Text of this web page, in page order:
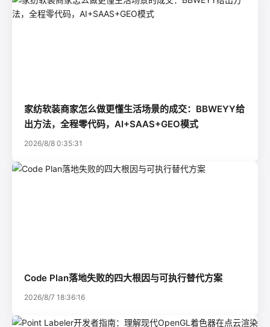
家纺软装商家怎么做更懂生活场景的成交：BBWEYY给
出方法，全程零代码，AI+SAAS+GEO模式
2026/8/8 0:35:31
Code Plan落地失败的四大根因与可执行替代方案
2026/8/7 18:36:16